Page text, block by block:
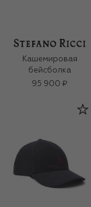
Кашемировая
бейсболка
95 900 ₽